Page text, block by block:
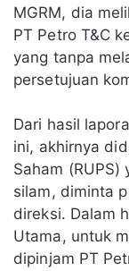
MGRM, dia
PT Petro T&C
yang tanpa
persetujuan
Dari hasil
ini, akhirnya
Saham
silam, diminta
direksi. Dalam
Utama, untuk
dipinjam PT